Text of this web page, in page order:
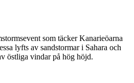
som täcker Kanarieöarna
lyfts av sandstormar i Sahara och
östliga vindar på hög höjd.